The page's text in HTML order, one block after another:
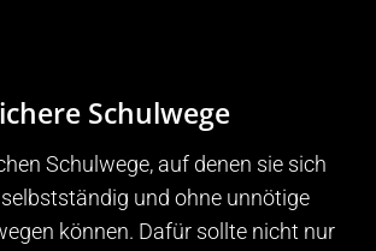
Schulwege
Schulwege, auf denen sie sich
und ohne unnötige
können. Dafür sollte nicht nur